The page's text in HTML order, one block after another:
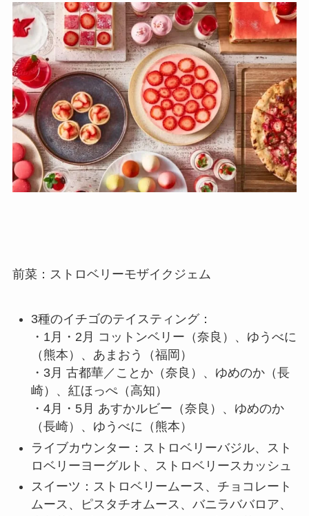
前菜：ストロベリーモザイクジェム
3種のイチゴのテイスティング：
・1月・2月 コットンベリー（奈良）、ゆうべに
（熊本）、あまおう（福岡）
・3月 古都華／ことか（奈良）、ゆめのか（長
崎）、紅ほっぺ（高知）
・4月・5月 あすかルビー（奈良）、ゆめのか
（長崎）、ゆうべに（熊本）
ライブカウンター：ストロベリーバジル、スト
ロベリーヨーグルト、ストロベリースカッシュ
スイーツ：ストロベリームース、チョコレート
ムース、ピスタチオムース、バニラババロア、